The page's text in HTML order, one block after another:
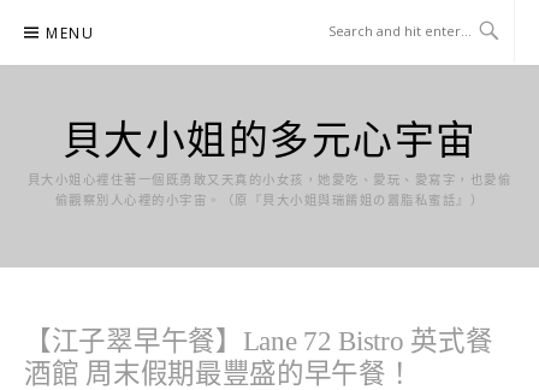
content
MENU
貝大小姐的多元心宇宙
貝大小姐心裡住著一個既勇敢又天真的小女孩，她愛吃、愛玩、愛寫字，也愛偷
偷觀察別人心裡的小宇宙。（原『貝大小姐與瑞餚姐の囂脂私蜜話』）
【江子翠早午餐】Lane 72 Bistro 英式餐
酒館 周末假期最豐盛的早午餐！